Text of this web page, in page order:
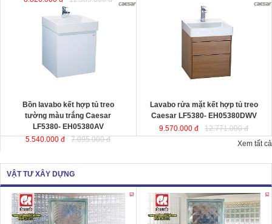
Bồn lavabo kết hợp tủ treo tường
màu trắng Caesar LF5380-
EH05380AV
ược thiết kế đầy cảm
lượng thẩm mỹ của không gian
Bồn lavabo kết hợp tủ treo
tường màu trắng Caesar
LF5380- EH05380AV
5.540.000 đ
7.095.000 đ
Lavabo rửa mặt kết hợp tủ treo
Caesar LF5380- EH05380DWV
ược thiết kế đầy cảm hứng và sáng
tạo theo phong cách tối giản hiện
đại. Thể hiện chất lượng thẩm mỹ
của không gian phòng tắm.
: 500x500x100 mm.
Lavabo rửa mặt kết hợp tủ treo
Caesar LF5380- EH05380DWV
9.570.000 đ
12.771.000 đ
Xem tất cả
VẬT TƯ XÂY DỰNG
Gạch kính lấy sáng Changkaew
gạch
Gạch kính lấy sángChangkaew
gạch